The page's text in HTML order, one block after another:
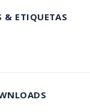
& ETIQUETAS